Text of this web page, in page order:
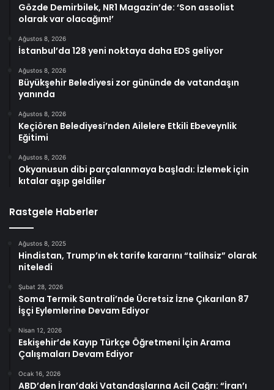
Gözde Demirbilek, NR1 Magazin’de: ‘Son assolist
olarak var olacağım!’
Ağustos 8, 2026
İstanbul’da 128 yeni noktaya daha EDS geliyor
Ağustos 8, 2026
Büyükşehir Belediyesi zor gününde de vatandaşın
yanında
Ağustos 8, 2026
Keçiören Belediyesi’nden Ailelere Etkili Ebeveynlik
Eğitimi
Ağustos 8, 2026
Okyanusun dibi parçalanmaya başladı: İzlemek için
kıtalar aşıp geldiler
Rastgele Haberler
Ağustos 8, 2025
Hindistan, Trump’ın ek tarife kararını “talihsiz” olarak
niteledi
Şubat 28, 2026
Soma Termik Santrali’nde Ücretsiz İzne Çıkarılan 87
İşçi Eylemlerine Devam Ediyor
Nisan 12, 2026
Eskişehir’de Kayıp Türkçe Öğretmeni İçin Arama
Çalışmaları Devam Ediyor
Ocak 16, 2026
ABD’den İran’daki Vatandaşlarına Acil Çağrı: “İran’ı